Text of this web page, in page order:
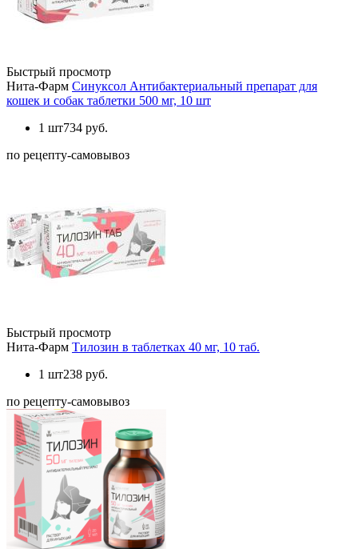
Быстрый просмотр
Нита-Фарм Синуксол Антибактериальный препарат для
кошек и собак таблетки 500 мг, 10 шт
1 шт734 руб.
по рецепту-самовывоз
Быстрый просмотр
Нита-Фарм Тилозин в таблетках 40 мг, 10 таб.
1 шт238 руб.
по рецепту-самовывоз